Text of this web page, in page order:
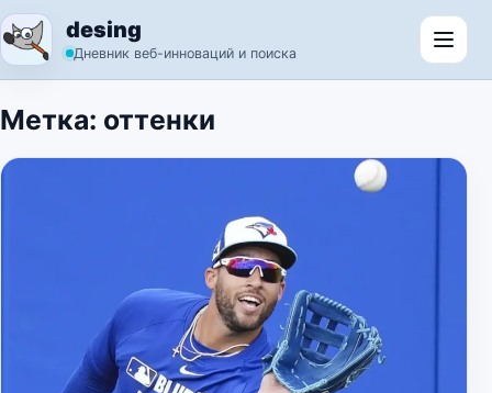
Перейти к содержимому
desing
Дневник веб-инноваций и поиска
Метка: оттенки